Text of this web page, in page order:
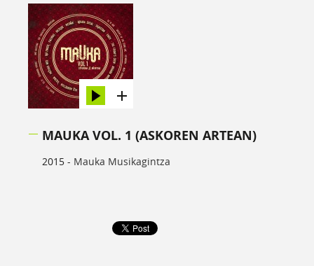
MAUKA VOL. 1 (ASKOREN ARTEAN)
2015 - Mauka Musikagintza